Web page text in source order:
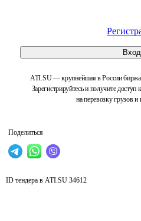
Вход
ATI.SU — крупнейшая в России биржа
Зарегистрируйтесь и получите
на перевозку грузов и
Поделиться
ID тендера в ATI.SU 34612